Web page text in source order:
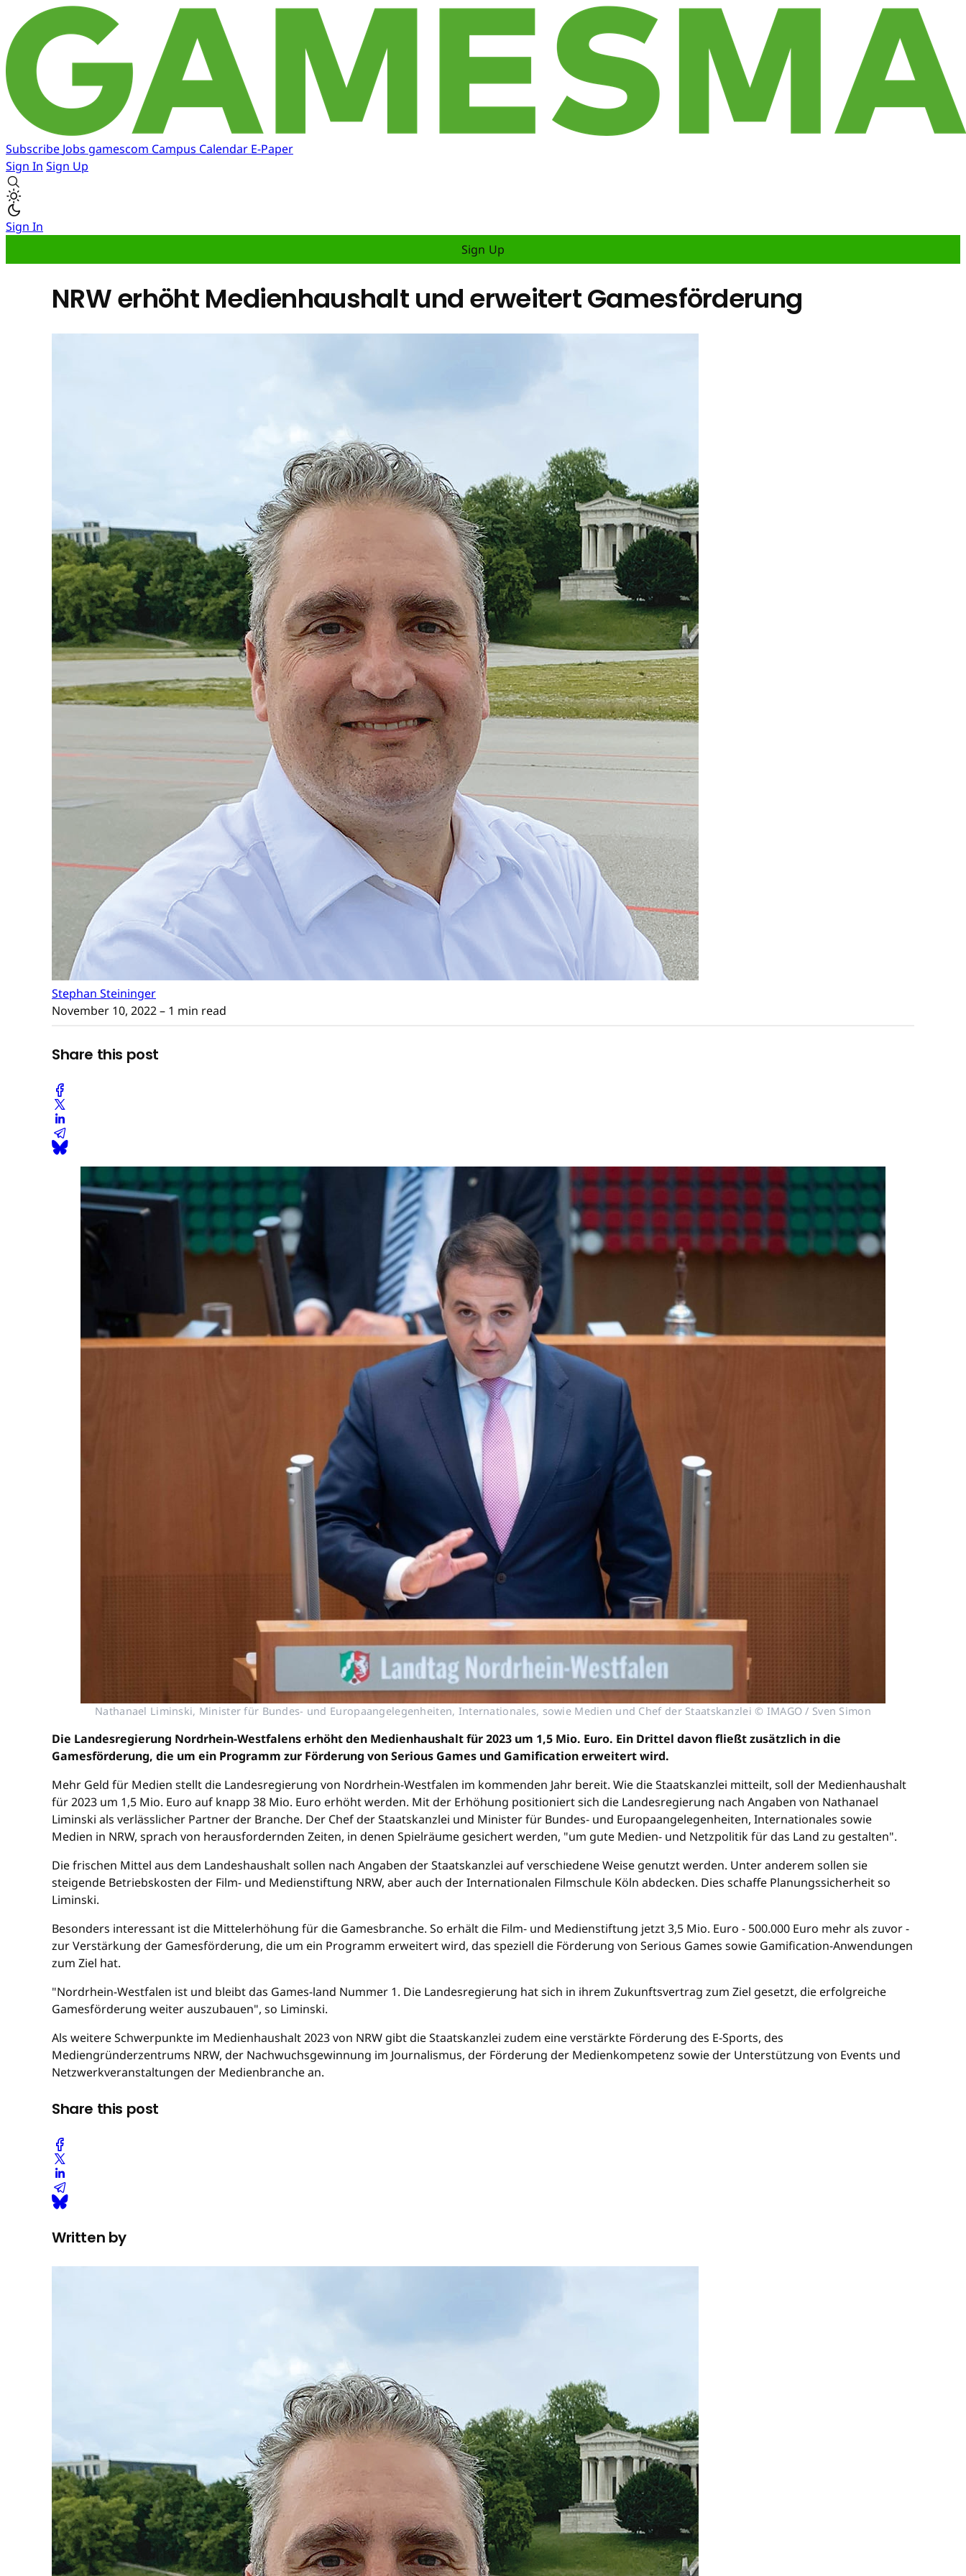
Subscribe Jobs gamescom Campus Calendar E-Paper
Sign In Sign Up
Sign In
Sign Up
NRW erhöht Medienhaushalt und erweitert Gamesförderung
Stephan Steininger
November 10, 2022– 1 min read
Share this post
Nathanael Liminski, Minister für Bundes- und Europaangelegenheiten, Internationales, sowie Medien und Chef der Staatskanzlei © IMAGO / Sven Simon
Die Landesregierung Nordrhein-Westfalens erhöht den Medienhaushalt für 2023 um 1,5 Mio. Euro. Ein Drittel davon fließt zusätzlich in die
Gamesförderung, die um ein Programm zur Förderung von Serious Games und Gamification erweitert wird.
Mehr Geld für Medien stellt die Landesregierung von Nordrhein-Westfalen im kommenden Jahr bereit. Wie die Staatskanzlei mitteilt, soll der Medienhaushalt
für 2023 um 1,5 Mio. Euro auf knapp 38 Mio. Euro erhöht werden. Mit der Erhöhung positioniert sich die Landesregierung nach Angaben von Nathanael
Liminski als verlässlicher Partner der Branche. Der Chef der Staatskanzlei und Minister für Bundes- und Europaangelegenheiten, Internationales sowie
Medien in NRW, sprach von herausfordernden Zeiten, in denen Spielräume gesichert werden, "um gute Medien- und Netzpolitik für das Land zu gestalten".
Die frischen Mittel aus dem Landeshaushalt sollen nach Angaben der Staatskanzlei auf verschiedene Weise genutzt werden. Unter anderem sollen sie
steigende Betriebskosten der Film- und Medienstiftung NRW, aber auch der Internationalen Filmschule Köln abdecken. Dies schaffe Planungssicherheit so
Liminski.
Besonders interessant ist die Mittelerhöhung für die Gamesbranche. So erhält die Film- und Medienstiftung jetzt 3,5 Mio. Euro - 500.000 Euro mehr als zuvor -
zur Verstärkung der Gamesförderung, die um ein Programm erweitert wird, das speziell die Förderung von Serious Games sowie Gamification-Anwendungen
zum Ziel hat.
"Nordrhein-Westfalen ist und bleibt das Games-land Nummer 1. Die Landesregierung hat sich in ihrem Zukunftsvertrag zum Ziel gesetzt, die erfolgreiche
Gamesförderung weiter auszubauen", so Liminski.
Als weitere Schwerpunkte im Medienhaushalt 2023 von NRW gibt die Staatskanzlei zudem eine verstärkte Förderung des E-Sports, des
Mediengründerzentrums NRW, der Nachwuchsgewinnung im Journalismus, der Förderung der Medienkompetenz sowie der Unterstützung von Events und
Netzwerkveranstaltungen der Medienbranche an.
Share this post
Written by